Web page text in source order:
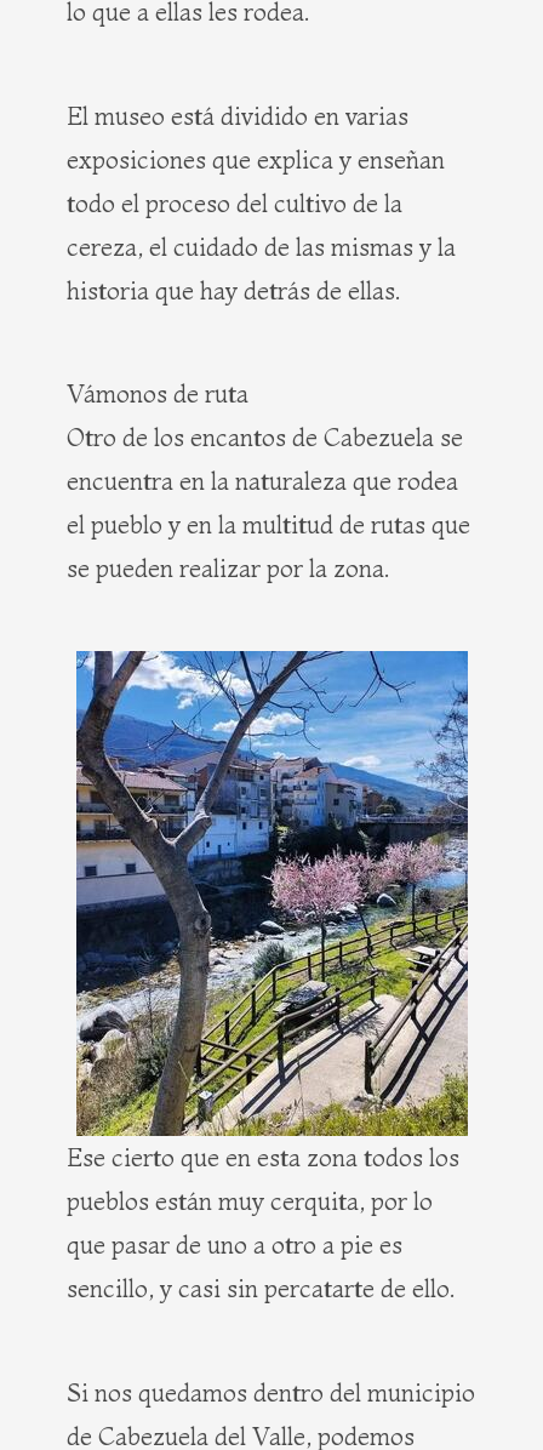
lo que a ellas les rodea.
El museo está dividido en varias
exposiciones que explica y enseñan
todo el proceso del cultivo de la
cereza, el cuidado de las mismas y la
historia que hay detrás de ellas.
Vámonos de ruta
Otro de los encantos de Cabezuela se
encuentra en la naturaleza que rodea
el pueblo y en la multitud de rutas que
se pueden realizar por la zona.
Ese cierto que en esta zona todos los
pueblos están muy cerquita, por lo
que pasar de uno a otro a pie es
sencillo, y casi sin percatarte de ello.
Si nos quedamos dentro del municipio
de Cabezuela del Valle, podemos